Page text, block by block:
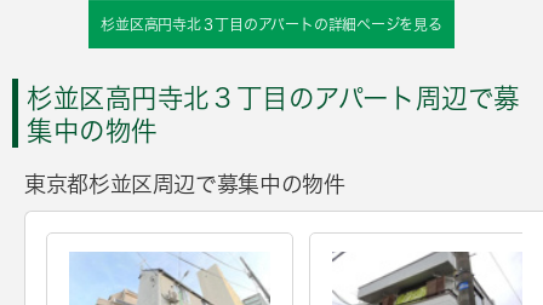
杉並区高円寺北３丁目のアパートの詳細ページを見る
杉並区高円寺北３丁目のアパート周辺で募
集中の物件
東京都杉並区周辺で募集中の物件